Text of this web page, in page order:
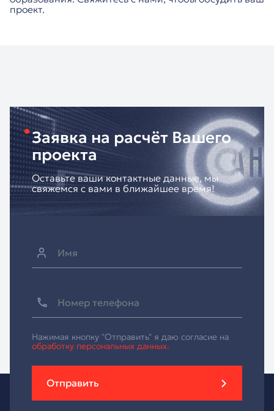
проект.
Заявка на расчёт Вашего
проекта
Оставьте ваши контактные данные, мы
свяжемся с вами в ближайшее время!
Нажимая кнопку "Отправить" я даю согласие на
обработку персональных данных.
Отправить